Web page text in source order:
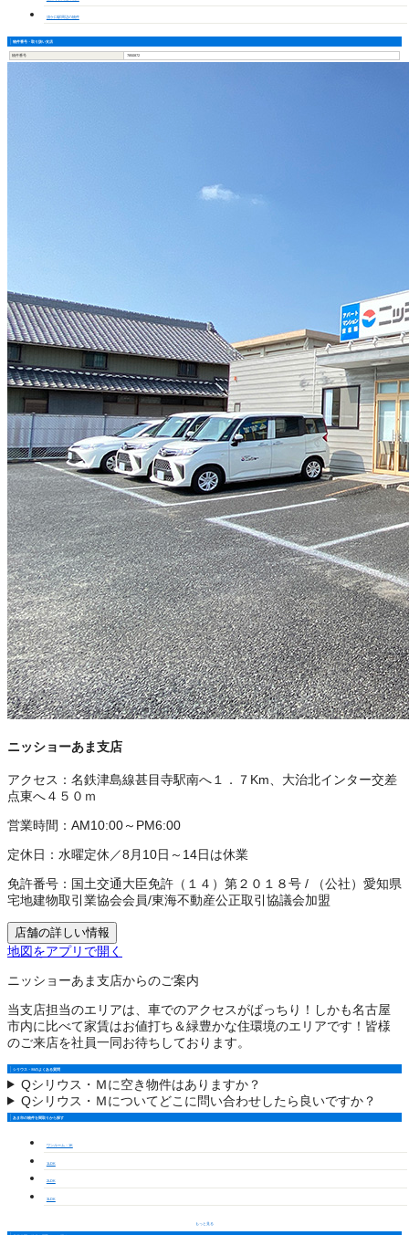
須ケ口駅周辺の物件
物件番号・取り扱い支店
物件番号 7850872
ニッショーあま支店
アクセス： 名鉄津島線甚目寺駅南へ１．７Km、大治北インター交差
点東へ４５０ｍ
営業時間： AM10:00～PM6:00
定休日： 水曜定休／8月10日～14日は休業
免許番号： 国土交通大臣免許（１４）第２０１８号 /
（公社）愛知県
宅地建物取引業協会会員/東海不動産公正取引協議会加盟
店舗の詳しい情報
地図をアプリで開く
ニッショーあま支店からのご案内
当支店担当のエリアは、車でのアクセスがばっちり！しかも名古屋
市内に比べて家賃はお値打ち＆緑豊かな住環境のエリアです！皆様
のご来店を社員一同お待ちしております。
シリウス・Ｍのよくある質問
Qシリウス・Ｍに空き物件はありますか？
Qシリウス・Ｍについてどこに問い合わせしたら良いですか？
あま市の物件を間取りから探す
ワンルーム・1K
1LDK
2LDK
3LDK
もっと見る